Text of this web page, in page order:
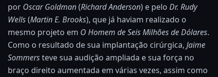
por Oscar Goldman(Richard Anderson) e pelo Dr. Rudy
Wells(Martin E. Brooks), que já haviam realizado o
mesmo projeto em O Homem de Seis Milhões de Dólares.
Como o resultado de sua implantação cirúrgica, Jaime
Sommersteve sua audição ampliada e sua força no
braço direito aumentada em várias vezes, assim como